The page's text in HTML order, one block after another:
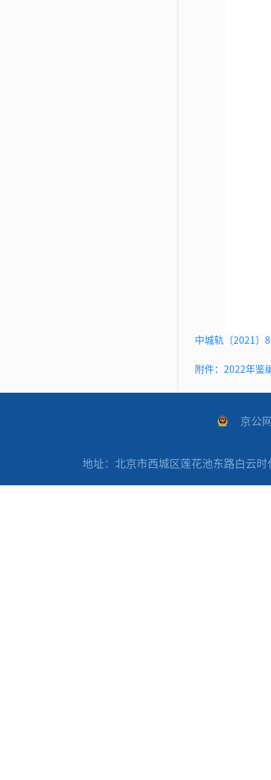
中城轨〔2021〕
附件：2022年鉴
京公
地址：北京市西城区莲花池东路白云时